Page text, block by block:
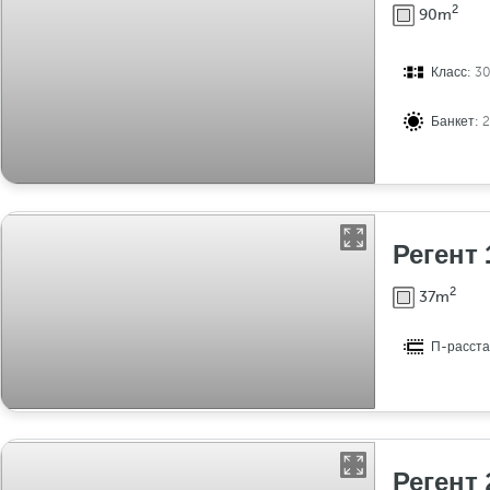
90m2
Класс:
Банкет:
Регент
37m2
П-
Регент